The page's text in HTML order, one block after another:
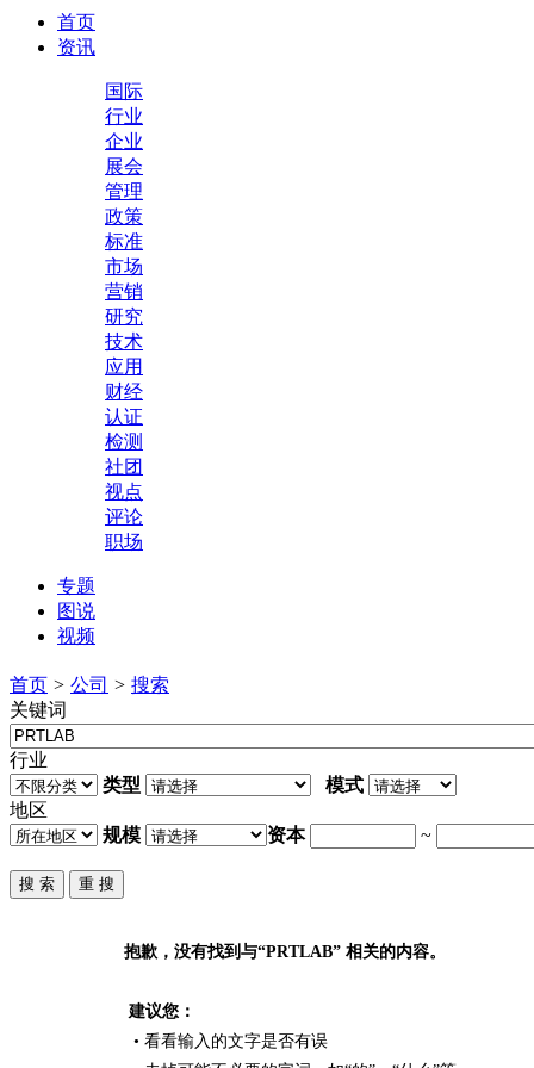
首页
资讯
国际
行业
企业
展会
管理
政策
标准
市场
营销
研究
技术
应用
财经
认证
检测
社团
视点
评论
职场
专题
图说
视频
首页 > 公司 > 搜索
关键词
行业
类型
模式
地区
规模
资本 ~
抱歉，没有找到与“PRTLAB” 相关的内容。
建议您：
• 看看输入的文字是否有误